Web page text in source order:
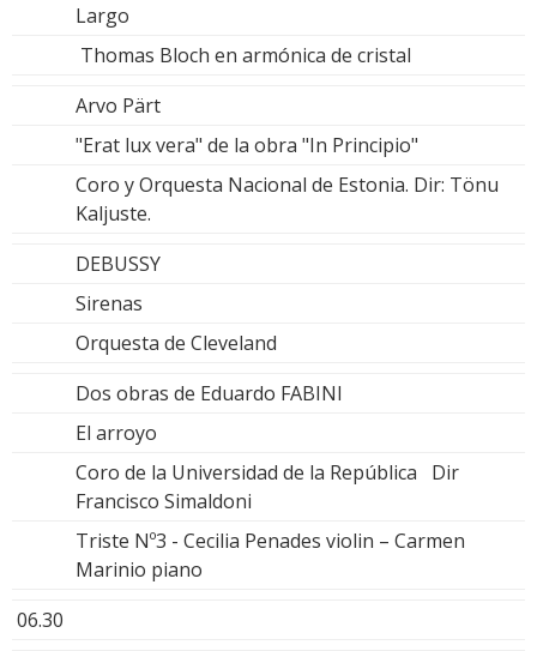
Largo
Thomas Bloch en armónica de cristal
Arvo Pärt
"Erat lux vera" de la obra "In Principio"
Coro y Orquesta Nacional de Estonia. Dir: Tönu
Kaljuste.
DEBUSSY
Sirenas
Orquesta de Cleveland
Dos obras de Eduardo FABINI
El arroyo
Coro de la Universidad de la República Dir
Francisco Simaldoni
Triste Nº3 - Cecilia Penades violin – Carmen
Marinio piano
06.30